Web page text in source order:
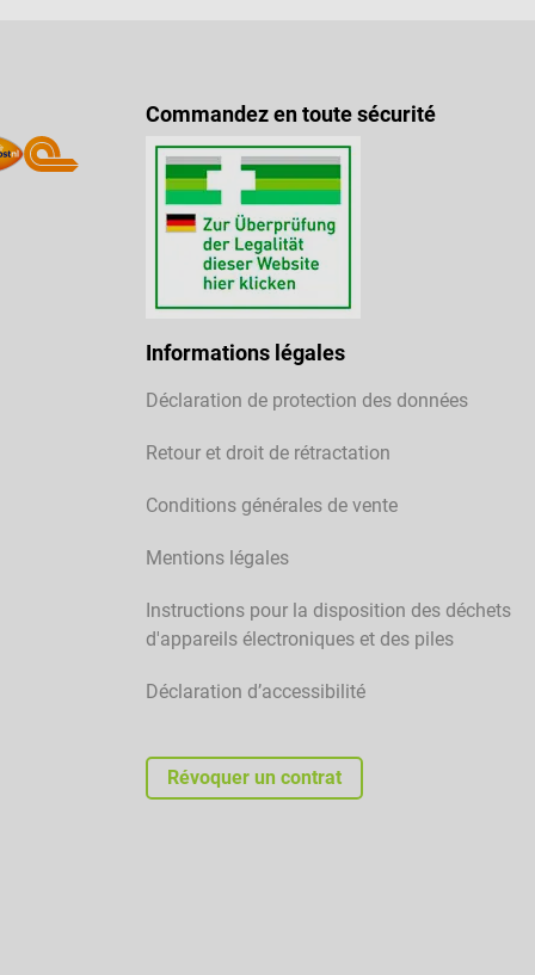
Commandez en toute sécurité
Informations légales
Déclaration de protection des données
Retour et droit de rétractation
Conditions générales de vente
Mentions légales
Instructions pour la disposition des déchets
d'appareils électroniques et des piles
Déclaration d’accessibilité
Révoquer un contrat